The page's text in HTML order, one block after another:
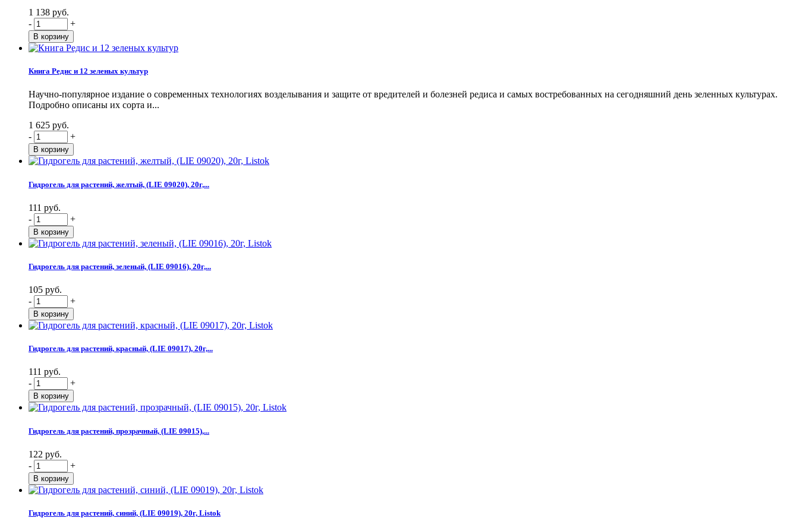
1 138 руб.
-
+
Книга Редис и 12 зеленых культур
Научно-популярное издание о современных технологиях возделывания и защите от вредителей и болезней редиса и самых востребованных на сегодняшний день зеленных культурах.
Подробно описаны их сорта и...
1 625 руб.
-
+
Гидрогель для растений, желтый, (LIE 09020), 20г,...
111 руб.
-
+
Гидрогель для растений, зеленый, (LIE 09016), 20г,...
105 руб.
-
+
Гидрогель для растений, красный, (LIE 09017), 20г,...
111 руб.
-
+
Гидрогель для растений, прозрачный, (LIE 09015),...
122 руб.
-
+
Гидрогель для растений, синий, (LIE 09019), 20г, Listok